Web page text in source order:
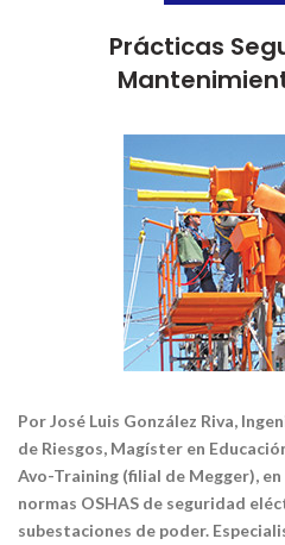
Prácticas
Por José Luis González Riva,
de Riesgos, Magíster en
Avo-Training (filial de Megger),
normas OSHAS de seguridad
subestaciones de poder.